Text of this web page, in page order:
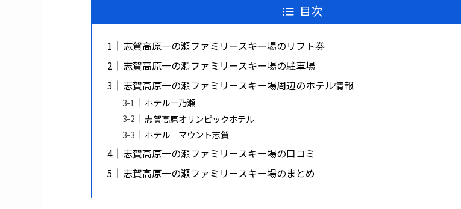
目次
志賀高原一の瀬ファミリースキー場のリフト券
志賀高原一の瀬ファミリースキー場の駐車場
志賀高原一の瀬ファミリースキー場周辺のホテル情報
ホテル一乃瀬
志賀高原オリンピックホテル
ホテル マウント志賀
志賀高原一の瀬ファミリースキー場の口コミ
志賀高原一の瀬ファミリースキー場のまとめ